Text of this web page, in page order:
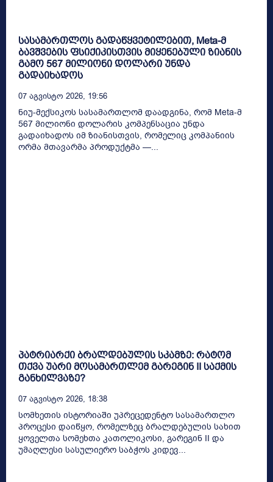
სასამართლოს გადაწყვეტილებით, Meta-მ
ბავშვების ფსიქიკისთვის მიყენებული ზიანის
გამო 567 მილიონი დოლარი უნდა
გადაიხადოს
07 Აგვისტო 2026, 19:56
ნიუ-მექსიკოს სასამართლომ დაადგინა, რომ Meta-მ
567 მილიონი დოლარის კომპენსაცია უნდა
გადაიხადოს იმ ზიანისთვის, რომელიც კომპანიის
ორმა მთავარმა პროდუქტმა —...
პატრიარქი ბრალდებულის სკამზე: რატომ
თქვა უარი მოსამართლემ გარეგინ II საქმის
განხილვაზე?
07 Აგვისტო 2026, 18:38
სომხეთის ისტორიაში უპრეცედენტო სასამართლო
პროცესი დაიწყო, რომელზეც ბრალდებულის სახით
ყოველთა სომეხთა კათოლიკოსი, გარეგინ II და
უმაღლესი სასულიერო საბჭოს კიდევ...